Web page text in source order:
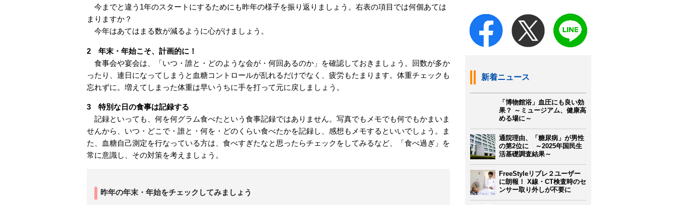
今までと違う1年のスタートにするためにも昨年の様子を振り返りましょう。右表の項目では何個あては
まりますか？
今年はあてはまる数が減るように心がけましょう。
2 年末・年始こそ、計画的に！
食事会や宴会は、「いつ・誰と・どのような会が・何回あるのか」を確認しておきましょう。回数が多か
ったり、連日になってしまうと血糖コントロールが乱れるだけでなく、疲労もたまります。体重チェックも
忘れずに。増えてしまった体重は早いうちに手を打って元に戻しましょう。
3 特別な日の食事は記録する
記録といっても、何を何グラム食べたという食事記録ではありません。写真でもメモでも何でもかまいま
せんから、いつ・どこで・誰と・何を・どのくらい食べたかを記録し、感想もメモするといいでしょう。ま
た、血糖自己測定を行なっている方は、食べすぎたなと思ったらチェックをしてみるなど、「食べ過ぎ」を
常に意識し、その対策を考えましょう。
昨年の年末・年始をチェックしてみましょう
新着ニュース
「博物館浴」血圧にも良い効
果？ ～ミュージアム、健康高
める場に～
通院理由、「糖尿病」が男性
の第2位に ～2025年国民生
活基礎調査結果～
FreeStyleリブレ２ユーザー
に朗報！ X線・CT検査時のセ
ンサー取り外しが不要に